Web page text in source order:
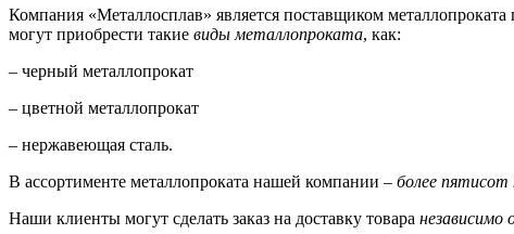
Компания «Металлосплав» является поставщиком
могут приобрести такие виды металлопроката, как:
– черный металлопрокат
– цветной металлопрокат
– нержавеющая сталь.
В ассортименте металлопроката нашей компании – более пятисот
Наши клиенты могут сделать заказ на доставку товара независимо